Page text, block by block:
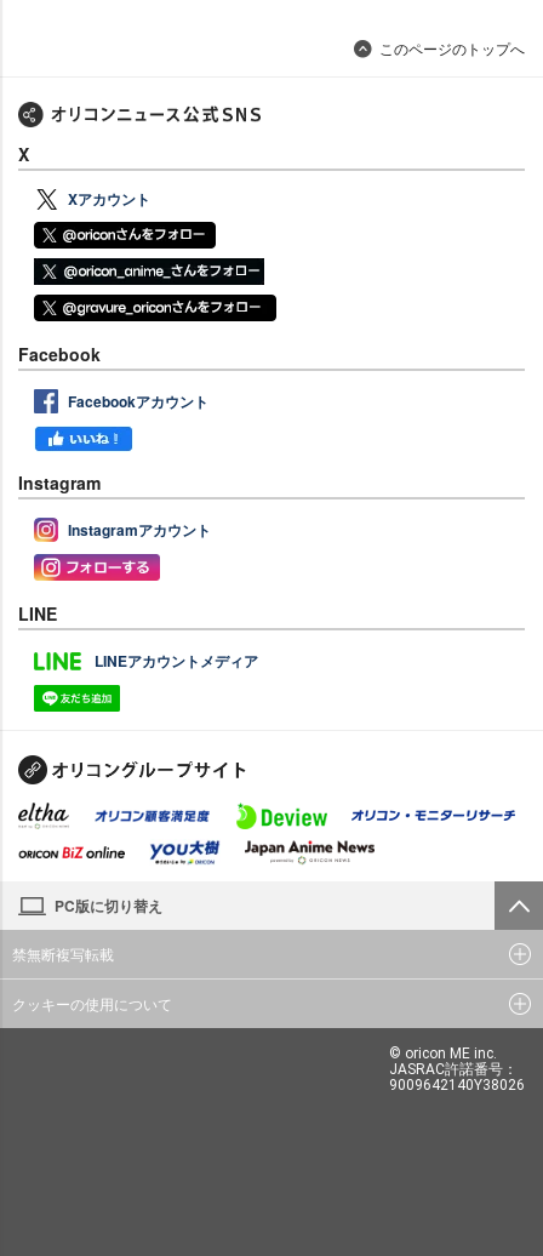
このページのトップへ
X
Xアカウント
Facebook
Facebookアカウント
Instagram
Instagramアカウント
LINE
LINEアカウントメディア
PC版に切り替え
禁無断複写転載
クッキーの使用について
© oricon ME inc.
JASRAC許諾番号：
9009642140Y38026